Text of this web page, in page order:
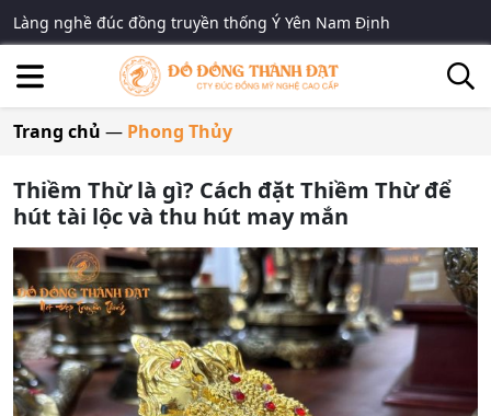
Làng nghề đúc đồng truyền thống Ý Yên Nam Định
Trang chủ — Phong Thủy
Thiềm Thừ là gì? Cách đặt Thiềm Thừ để
hút tài lộc và thu hút may mắn